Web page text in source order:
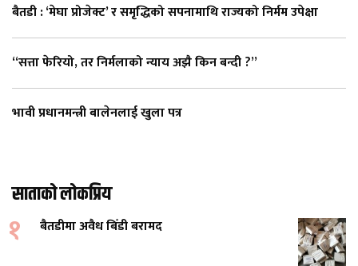
बैतडी : ‘मेघा प्रोजेक्ट’ र समृद्धिको सपनामाथि राज्यको निर्मम उपेक्षा
“सत्ता फेरियो, तर निर्मलाको न्याय अझै किन बन्दी ?”
भावी प्रधानमन्त्री बालेनलाई खुला पत्र
साताको लोकप्रिय
१ बैतडीमा अवैध बिँडी बरामद